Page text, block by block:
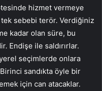
hizmet vermeye
tek sebebi terör. Verdiğiniz
kadar olan süre, bu
Endişe ile saldırırlar.
seçimlerde onlara
sandıkta öyle bir
için can atacaklar.